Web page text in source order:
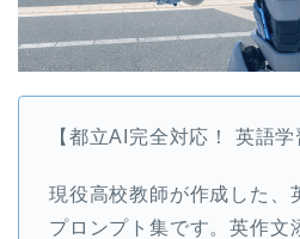
【都立AI完全対応！ 英語学
現役高校教師が作成した、
プロンプト集です。英作文